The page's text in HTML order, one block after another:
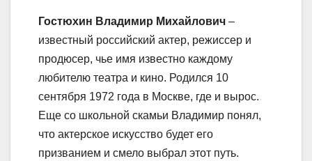
Гостюхин Владимир Михайлович –
известный российский актер, режиссер и
продюсер, чье имя известно каждому
любителю театра и кино. Родился 10
сентября 1972 года в Москве, где и вырос.
Еще со школьной скамьи Владимир понял,
что актерское искусство будет его
призванием и смело выбрал этот путь.